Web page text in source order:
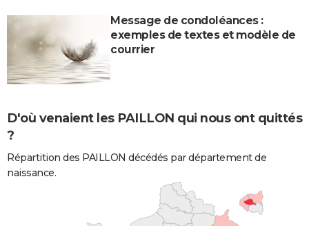
Message de condoléances :
exemples de textes et modèle de
courrier
D'où venaient les PAILLON qui nous ont quittés
?
Répartition des PAILLON décédés par département de
naissance.